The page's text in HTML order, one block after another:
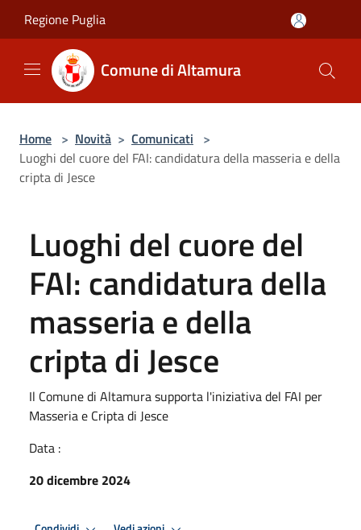
Regione Puglia
Comune di Altamura
Home > Novità > Comunicati >
Luoghi del cuore del FAI: candidatura della masseria e della
cripta di Jesce
Luoghi del cuore del
FAI: candidatura della
masseria e della
cripta di Jesce
Il Comune di Altamura supporta l'iniziativa del FAI per
Masseria e Cripta di Jesce
Data :
20 dicembre 2024